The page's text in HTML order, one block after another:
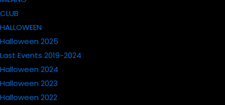
CLUB
HALLOWEEN
Halloween 2025
Last Events 2019-2024
Halloween 2024
Halloween 2023
Halloween 2022